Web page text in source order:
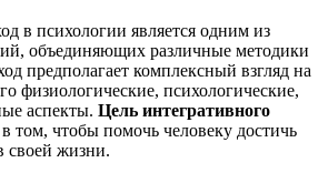
в психологии является одним из
объединяющих различные методики
предполагает комплексный взгляд на
физиологические, психологические,
аспекты. Цель интегративного
в том, чтобы помочь человеку достичь
своей жизни.